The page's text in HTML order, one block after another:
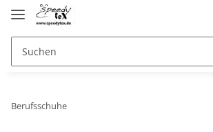
Berufsschuhe